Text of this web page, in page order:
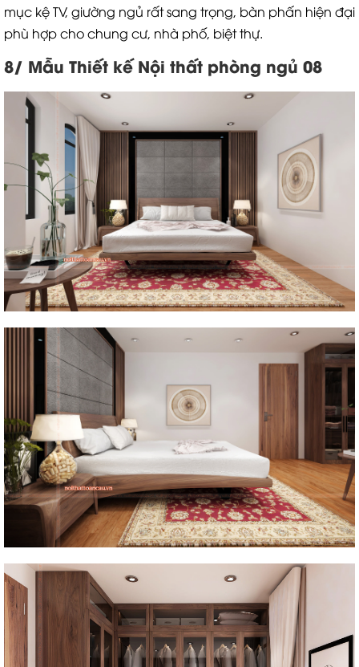
mục kệ TV, giường ngủ rất sang trọng, bàn phấn hiện đại
phù hợp cho chung cư, nhà phố, biệt thự.
8/ Mẫu Thiết kế Nội thất phòng ngủ 08